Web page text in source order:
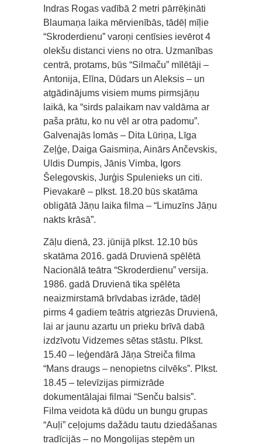
Indras Rogas vadībā 2 metri pārrēķināti
Blaumaņa laika mērvienībās, tādēļ mīļie
“Skroderdienu” varoņi centīsies ievērot 4
olekšu distanci viens no otra. Uzmanības
centrā, protams, būs “Silmaču” mīlētāji –
Antonija, Elīna, Dūdars un Aleksis – un
atgādinājums visiem mums pirmsjāņu
laikā, ka “sirds palaikam nav valdāma ar
paša prātu, ko nu vēl ar otra padomu”.
Galvenajās lomās – Dita Lūriņa, Līga
Zeļģe, Daiga Gaismiņa, Ainārs Ančevskis,
Uldis Dumpis, Jānis Vimba, Igors
Šelegovskis, Jurģis Spulenieks un citi.
Pievakarē – plkst. 18.20 būs skatāma
obligātā Jāņu laika filma – “Limuzīns Jāņu
nakts krāsā”.
Zāļu dienā, 23. jūnijā plkst. 12.10 būs
skatāma 2016. gadā Druvienā spēlētā
Nacionālā teātra “Skroderdienu” versija.
1986. gadā Druvienā tika spēlēta
neaizmirstamā brīvdabas izrāde, tādēļ
pirms 4 gadiem teātris atgriezās Druvienā,
lai ar jaunu azartu un prieku brīvā dabā
izdzīvotu Vidzemes sētas stāstu. Plkst.
15.40 – leģendārā Jāņa Streiča filma
“Mans draugs – nenopietns cilvēks”. Plkst.
18.45 – televīzijas pirmizrāde
dokumentālajai filmai “Senču balsis”.
Filma veidota kā dūdu un bungu grupas
“Auļi” ceļojums dažādu tautu dziedāšanas
tradīcijās – no Mongolijas stepēm un